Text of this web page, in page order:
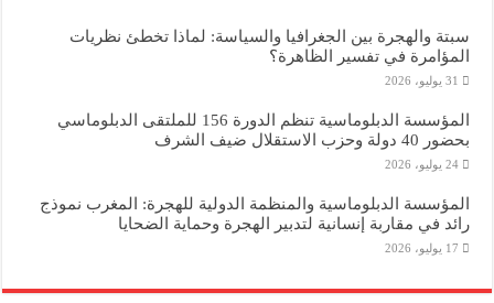
سبتة والهجرة بين الجغرافيا والسياسة: لماذا تخطئ نظريات
المؤامرة في تفسير الظاهرة؟
31 يوليو، 2026
المؤسسة الدبلوماسية تنظم الدورة 156 للملتقى الدبلوماسي
بحضور 40 دولة وحزب الاستقلال ضيف الشرف
24 يوليو، 2026
المؤسسة الدبلوماسية والمنظمة الدولية للهجرة: المغرب نموذج
رائد في مقاربة إنسانية لتدبير الهجرة وحماية الضحايا
17 يوليو، 2026